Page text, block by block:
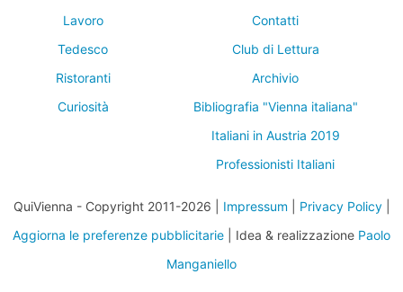
Lavoro
Tedesco
Ristoranti
Curiosità
Contatti
Club di Lettura
Archivio
Bibliografia "Vienna italiana"
Italiani in Austria 2019
Professionisti Italiani
QuiVienna - Copyright 2011-2026 | Impressum Privacy Policy|
Aggiorna le preferenze pubblicitarie | Idea & realizzazione Paolo
Manganiello